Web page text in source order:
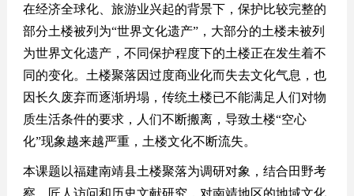
在经济全球化、旅游业兴起的背景下，保护比较完整的
部分土楼被列为“世界文化遗产”，大部分的土楼未被列
为世界文化遗产，不同保护程度下的土楼正在发生着不
同的变化。土楼聚落因过度商业化而失去文化气息，也
因长久废弃而逐渐坍塌，传统土楼已不能满足人们对物
质生活条件的要求，人们不断搬离，导致土楼“空心
化”现象越来越严重，土楼文化不断流失。
本课题以福建南靖县土楼聚落为调研对象，结合田野考
察、匠人访问和历史文献研究，对南靖地区的地域文化